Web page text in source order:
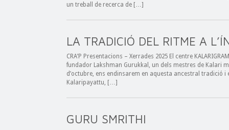
un treball de recerca de […]
LA TRADICIÓ DEL RITME A
CRA’P Presentacions – Xerrades 2025 El centre
fundador Lakshman Gurukkal, un dels mestres de Kalari
d’octubre, ens endinsarem en aquesta ancestral tradició
Kalaripayattu, […]
GURU SMRITHI